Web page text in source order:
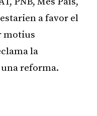
a favor el
motius
la
reforma.